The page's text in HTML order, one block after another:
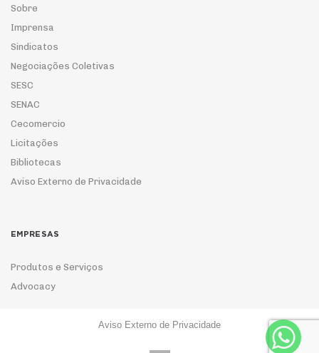
Sobre
Imprensa
Sindicatos
Negociações Coletivas
SESC
SENAC
Cecomercio
Licitações
Bibliotecas
Aviso Externo de Privacidade
EMPRESAS
Produtos e Serviços
Advocacy
Aviso Externo de Privacidade